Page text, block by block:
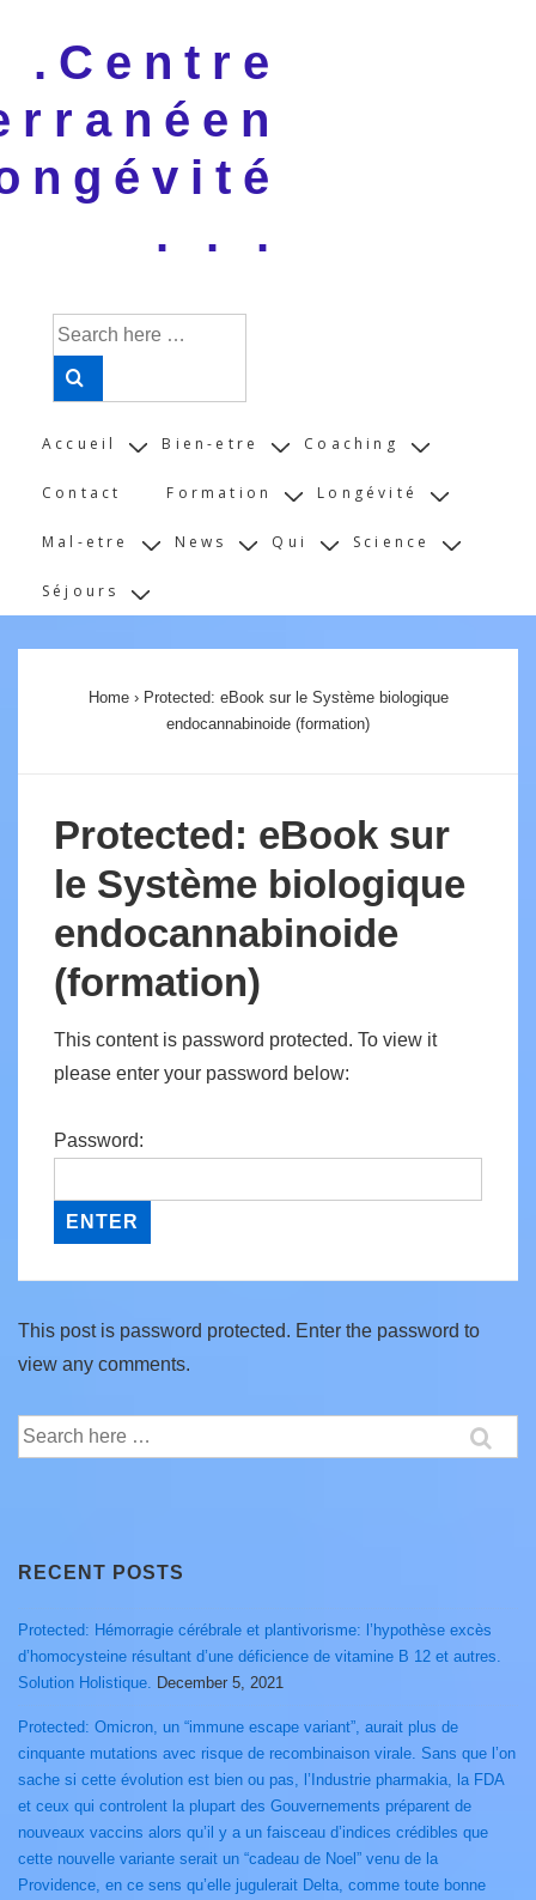
Main
.Centre
. . .
Search
for:
Main
Accueil Bien-etre Coaching
Contact Formation Longévité
Mal-etre News Qui Science
Séjours
Home › Protected: eBook sur le Système biologique
endocannabinoide (formation)
Protected: eBook sur
le Système biologique
endocannabinoide
(formation)
This content is password protected. To view it
please enter your password below:
Password:
This post is password protected. Enter the password to
view any comments.
Search
for:
RECENT POSTS
Protected: Hémorragie cérébrale et plantivorisme: l’hypothèse excès
d’homocysteine résultant d’une déficience de vitamine B 12 et autres.
Solution Holistique. December 5, 2021
Protected: Omicron, un “immune escape variant”, aurait plus de
cinquante mutations avec risque de recombinaison virale. Sans que l’on
sache si cette évolution est bien ou pas, l’Industrie pharmakia, la FDA
et ceux qui controlent la plupart des Gouvernements préparent de
nouveaux vaccins alors qu’il y a un faisceau d’indices crédibles que
cette nouvelle variante serait un “cadeau de Noel” venu de la
Providence, en ce sens qu’elle jugulerait Delta, comme toute bonne